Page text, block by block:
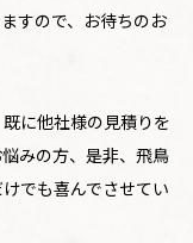
すので、お待ちのお
に他社様の見積りを
みの方、是非、飛鳥
でも喜んでさせてい